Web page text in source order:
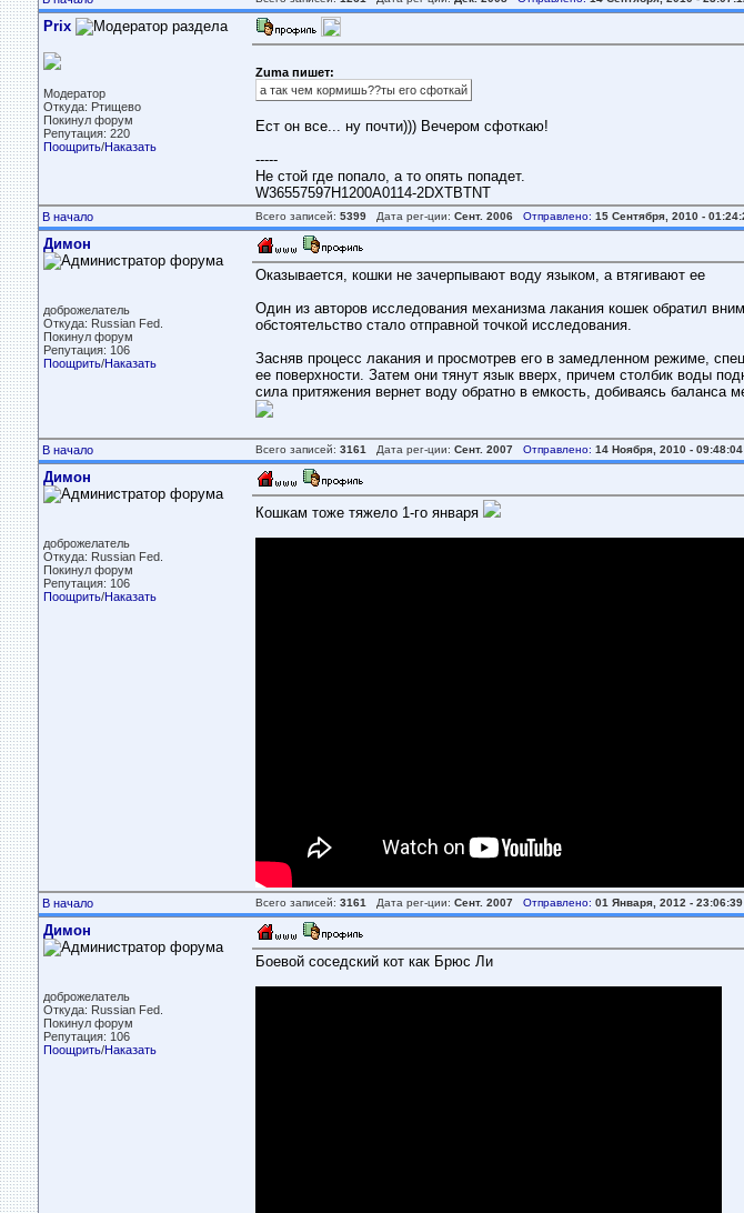
Prix
Модератор
Откуда: Ртищево
Покинул форум
Репутация: 220
Поощрить/Наказать
Zuma пишет:
а так чем кормишь??ты его сфоткай
Ест он все... ну почти))) Вечером сфоткаю!
-----
Не стой где попало, а то опять попадет.
W36557597H1200A0114-2DXTBTNT
В начало Всего записей: 5399 Дата рег-ции: Сент. 2006 Отправлено: 15 Сентября, 2010 -
Димон
доброжелатель
Откуда: Russian Fed.
Покинул форум
Репутация: 106
Поощрить/Наказать
Оказывается, кошки не зачерпывают воду языком, а втягивают ее
Один из авторов исследования механизма лакания кошек обратил
обстоятельство стало отправной точкой исследования.
Засняв процесс лакания и просмотрев его в замедленном режиме,
ее поверхности. Затем они тянут язык вверх, причем столбик воды
сила притяжения вернет воду обратно в емкость, добиваясь баланса
В начало Всего записей: 3161 Дата рег-ции: Сент. 2007 Отправлено: 14 Ноября, 2010 - 09:48:04
Димон
доброжелатель
Откуда: Russian Fed.
Покинул форум
Репутация: 106
Поощрить/Наказать
Кошкам тоже тяжело 1-го января
В начало Всего записей: 3161 Дата рег-ции: Сент. 2007 Отправлено: 01 Января, 2012 - 23:06:39
Димон
доброжелатель
Откуда: Russian Fed.
Покинул форум
Репутация: 106
Поощрить/Наказать
Боевой соседский кот как Брюс Ли